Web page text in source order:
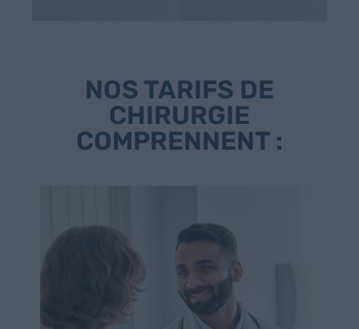
NOS TARIFS DE
CHIRURGIE
COMPRENNENT :